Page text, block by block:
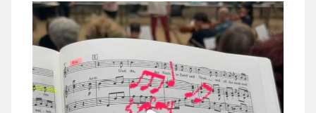
stuttgarter_oratorienchor
Juli 23